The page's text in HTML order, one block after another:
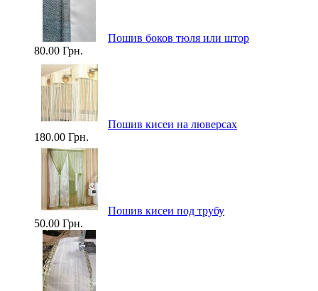
Пошив боков тюля или штор
80.00 Грн.
Пошив кисеи на люверсах
180.00 Грн.
Пошив кисеи под трубу
50.00 Грн.